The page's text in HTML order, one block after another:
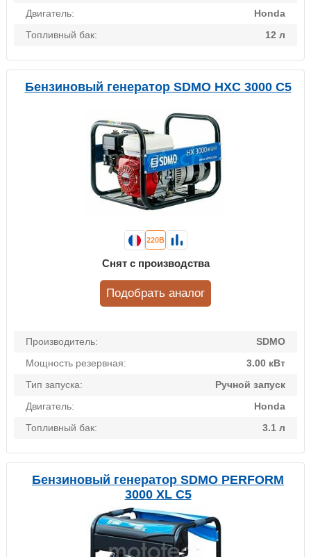
Двигатель:
Honda
Топливный бак:
12 л
Бензиновый генератор SDMO HXC 3000 C5
Производитель:
SDMO
Мощность резервная:
3.00 кВт
Тип запуска:
Ручной запуск
Двигатель:
Honda
Топливный бак:
3.1 л
220В
Снят с производства
Подобрать аналог
Бензиновый генератор SDMO PERFORM
3000 XL C5